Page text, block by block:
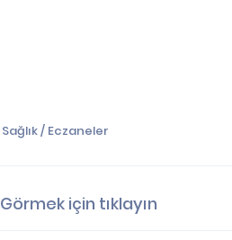
Sağlık/ Eczaneler
Görmek için tıklayın